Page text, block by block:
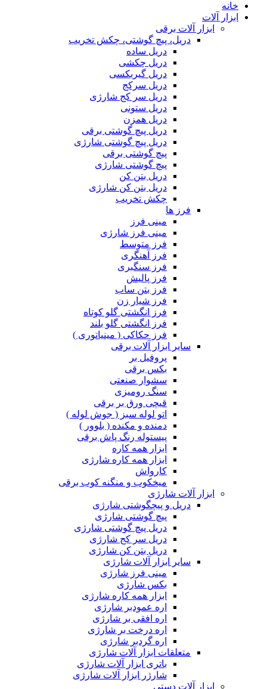
خانه
ابزار آلات
ابزار آلات برقی
دریل، پیچ گوشتی، چکش تخریب
دریل ساده
دریل چکشی
دریل گیربکسی
دریل سرکج
دریل سر کج شارژی
دریل ستونی
دریل همزن
دریل پیچ گوشتی برقی
دریل پیچ گوشتی شارژی
پیچ گوشتی برقی
پیچ گوشتی شارژی
دریل بتن کن
دریل بتن کن شارژی
چکش تخریب
فرز ها
مینی فرز
مینی فرز شارژی
فرز متوسط
فرز آهنگری
فرز سنگبری
فرز پالیش
فرز بتن ساب
فرز شیار زن
فرز انگشتی گلو کوتاه
فرز انگشتی گلو بلند
فرز حکاکی ( مینیاتوری )
سایر ابزار آلات برقی
پروفیل بر
بکس برقی
سشوار صنعتی
سنگ رومیزی
قیچی ورق بر برقی
اتو لوله سبز ( جوش لوله )
دمنده و مکنده ( بلوور )
پیستوله رنگ پاش برقی
ابزار همه کاره
ابزار همه کاره شارژی
کارواش
میخکوب و منگنه کوب برقی
ابزار آلات شارژی
دریل و پیچگوشتی شارژی
پیچ گوشتی شارژی
دریل پیچ گوشتی شارژی
دریل سر کج شارژی
دریل بتن کن شارژی
سایر ابزار آلات شارژی
مینی فرز شارژی
بکس شارژی
ابزار همه کاره شارژی
اره عمودبر شارژی
اره افقی بر شارژی
اره درخت بر شارژی
اره گردبر شارژی
متعلقات ابزار آلات شارژی
باتری ابزار آلات شارژی
شارژر ابزار آلات شارژی
ابزار آلات دستی